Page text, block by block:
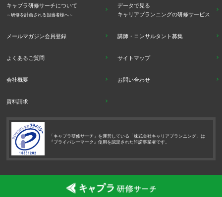
キャプラ研修サーチについて
～研修を計画される担当者様へ～
データで見る
キャリアプランニングの研修サービス
メールマガジン会員登録 講師・コンサルタント募集
よくあるご質問 サイトマップ
会社概要 お問い合わせ
資料請求
「キャプラ研修サーチ」を運営している「株式会社キャリアプランニング」は
『プライバシーマーク』使用を認定された許諾事業者です。